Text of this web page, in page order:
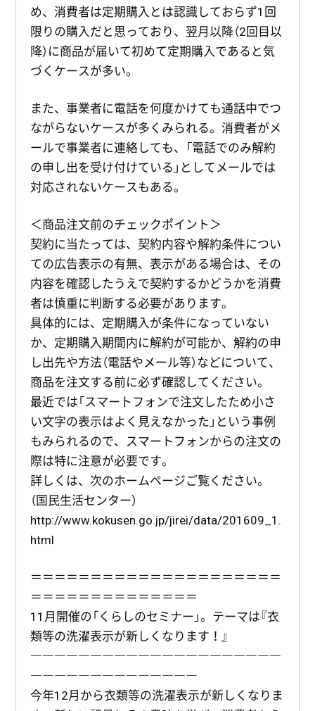
め、消費者は定期購入とは認識しておらず1回
限りの購入だと思っており、翌月以降（2回目以
降）に商品が届いて初めて定期購入であると気
づくケースが多い。
また、事業者に電話を何度かけても通話中でつ
ながらないケースが多くみられる。消費者がメ
ールで事業者に連絡しても、「電話でのみ解約
の申し出を受け付けている」としてメールでは
対応されないケースもある。
＜商品注文前のチェックポイント＞
契約に当たっては、契約内容や解約条件につい
ての広告表示の有無、表示がある場合は、その
内容を確認したうえで契約するかどうかを消費
者は慎重に判断する必要があります。
具体的には、定期購入が条件になっていない
か、定期購入期間内に解約が可能か、解約の申
し出先や方法（電話やメール等）などについて、
商品を注文する前に必ず確認してください。
最近では「スマートフォンで注文したため小さ
い文字の表示はよく見えなかった」という事例
もみられるので、スマートフォンからの注文の
際は特に注意が必要です。
詳しくは、次のホームページご覧ください。
（国民生活センター）
http://www.kokusen.go.jp/jirei/data/201609_1.
html
＝＝＝＝＝＝＝＝＝＝＝＝＝＝＝＝＝＝＝＝＝
＝＝＝＝＝＝＝＝＝＝＝＝＝＝
11月開催の「くらしのセミナー」。テーマは『衣
類等の洗濯表示が新しくなります！』
―――――――――――――――――――――
――――――――――――――
今年12月から衣類等の洗濯表示が新しくなりま